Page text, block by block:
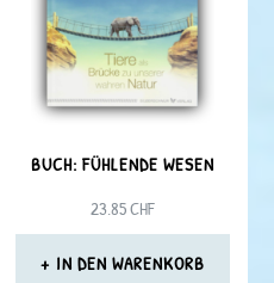
auf.
Die
Optionen
können
der
BUCH: FÜHLENDE WESEN
23.85CHF
IN DEN WARENKORB